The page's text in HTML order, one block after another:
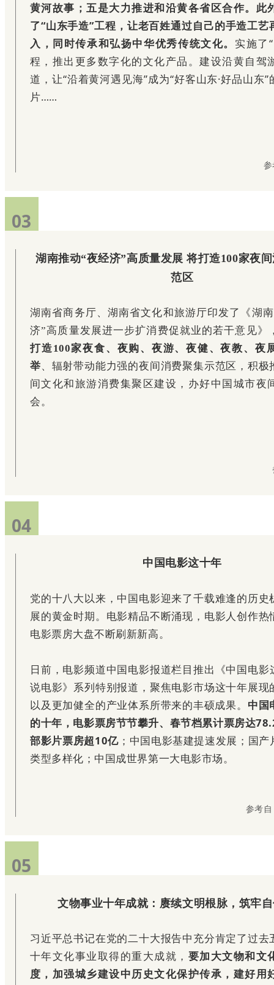
黄河故事；五是大力推进和沿黄各省区合作。此
了“山东手造”工程，让老百姓通过自己的手造工艺
入，同时传承和弘扬中华优秀传统文化。 实施了
程，推出更多数字化的文化产品。建设沿黄自驾
道，让“沿着黄河遇见海”成为“好客山东·好品山东
片……
03
湖南推动“夜经济”高质量发展 将打造100家夜
范区
湖南省商务厅、湖南省文化和旅游厅印发了《湖
济”高质量发展进一步扩消费促就业的若干意见》
打造100家夜食、夜购、夜游、夜健、夜教、夜
举、辐射带动能力强的夜间消费聚集示范区，积极
间文化和旅游消费集聚区建设，办好中国城市夜
会。
04
中国电影这十年
党的十八大以来，中国电影迎来了千载难逢的历史
展的黄金时期。电影精品不断涌现，电影人创作热
电影票房大盘不断刷新新高。
日前，电影频道中国电影报道栏目推出《中国电
说电影》系列特别报道，聚焦电影市场这十年展现
以及更加健全的产业体系所带来的丰硕成果。 中国
的十年，电影票房节节攀升、春节档累计票房达
部影片票房超10亿；中国电影基建提速发展；国产
类型多样化；中国成世界第一大电影市场。
参考
05
文物事业十年成就：赓续文明根脉，筑牢
习近平总书记在党的二十大报告中充分肯定了过去
十年文化事业取得的重大成就， 要加大文物和文
度，加强城乡建设中历史文化保护传承，建好用